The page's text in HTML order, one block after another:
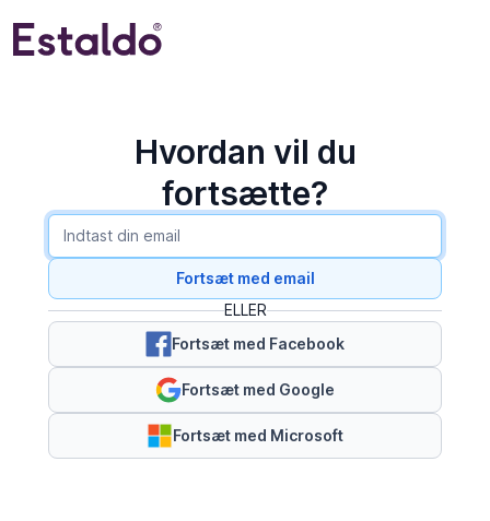
Hvordan vil du
fortsætte?
Fortsæt med email
ELLER
Fortsæt med Facebook
Fortsæt med Google
Fortsæt med Microsoft